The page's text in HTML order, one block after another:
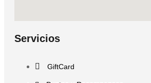
Servicios
GiftCard